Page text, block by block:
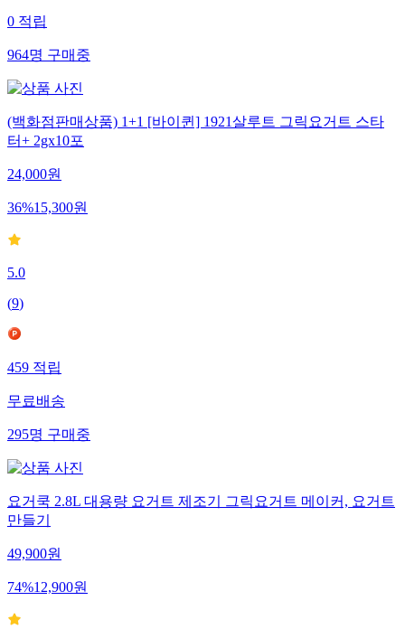
0적립
964명구매중
(백화점판매상품) 1+1 [바이퀸] 1921살루트 그릭요거트 스타
터+ 2gx10포
24,000원
36%15,300원
5.0
(9)
459적립
무료배송
295명구매중
요거쿡 2.8L 대용량 요거트 제조기 그릭요거트 메이커, 요거트
만들기
49,900원
74%12,900원